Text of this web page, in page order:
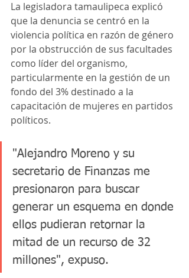
La legisladora tamaulipeca explicó
que la denuncia se centró en la
violencia política en razón de género
por la obstrucción de sus facultades
como líder del organismo,
particularmente en la gestión de un
fondo del 3% destinado a la
capacitación de mujeres en partidos
políticos.
"Alejandro Moreno y su
secretario de Finanzas me
presionaron para buscar
generar un esquema en donde
ellos pudieran retornar la
mitad de un recurso de 32
millones", expuso.